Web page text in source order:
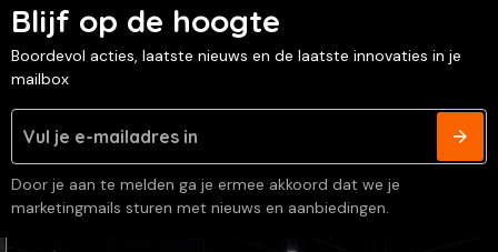
Blijf op de hoogte
Boordevol acties, laatste nieuws en de laatste innovaties in je
mailbox
Door je aan te melden ga je ermee akkoord dat we je
marketingmails sturen met nieuws en aanbiedingen.